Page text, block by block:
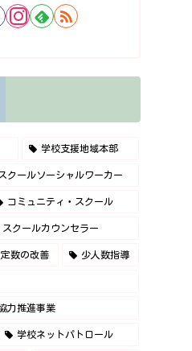
学校支援地域本部
スクールソーシャルワーカー
コミュニティ・スクール
スクールカウンセラー
数の改善 少人数指導
力推進事業
学校ネットパトロール